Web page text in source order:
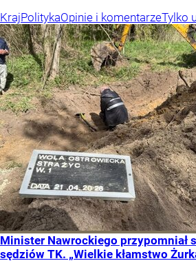
KrajPolitykaOpinie i komentarzeTylko
Minister Nawrockiego przypomniał
sędziów TK. „Wielkie kłamstwo